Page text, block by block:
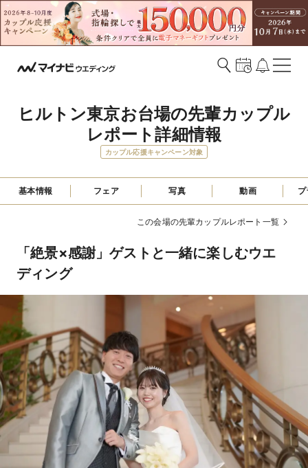
ヒルトン東京お台場の先輩カップル
レポート詳細情報
カップル応援キャンペーン対象
基本情報 フェア 写真 動画
この会場の先輩カップルレポート一覧
「絶景×感謝」ゲストと一緒に楽しむウエ
ディング